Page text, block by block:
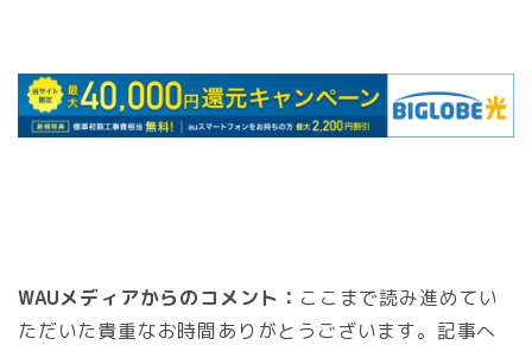
WAUメディアからのコメント： ここまで読み進めてい
ただいた貴重なお時間ありがとうございます。記事へ